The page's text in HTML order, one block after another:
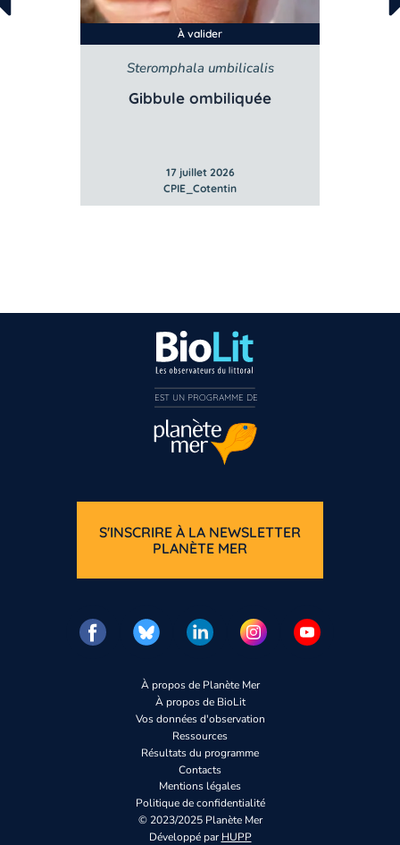
À valider
Steromphala umbilicalis
Gibbule ombiliquée
17 juillet 2026
CPIE_Cotentin
À propos de Planète Mer
À propos de BioLit
Vos données d'observation
Ressources
Résultats du programme
Contacts
Mentions légales
Politique de confidentialité
© 2023/2025 Planète Mer
Développé parHUPP
S'INSCRIRE À LA NEWSLETTER
PLANÈTE MER